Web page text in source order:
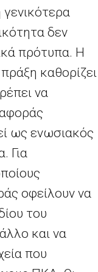
δεν
πρότυπα. Η
καθορίζει
να
ως ενωσιακός
Για
οφείλουν να
του
και να
που